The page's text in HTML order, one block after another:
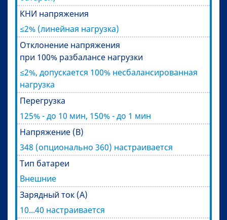
КНИ напряжения
≤2% (линейная нагрузка)
Отклонение напряжения
при 100% разбалансе нагрузки
≤2%, допускается 100% несбалансированная
нагрузка
Перегрузка
125% - до 10 мин, 150% - до 1 мин
Напряжение (В)
348 (опционально 360) настраивается
Тип батареи
Внешние
Зарядный ток (А)
10...40 настраивается